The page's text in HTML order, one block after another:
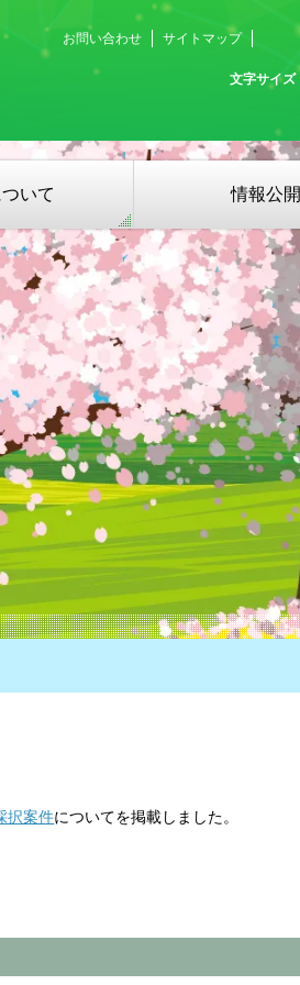
お問い合わせ サイトマップ
文字サイズ
いて 情報公開
択案件についてを掲載しました。